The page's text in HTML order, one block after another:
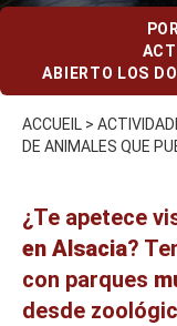
POR
ABIERTO LOS
ACCUEIL >
DE ANIMALES QUE
¿Te apetece
en Alsacia?
con parques
desde